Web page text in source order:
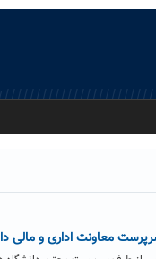
معاونت اداری و مالی